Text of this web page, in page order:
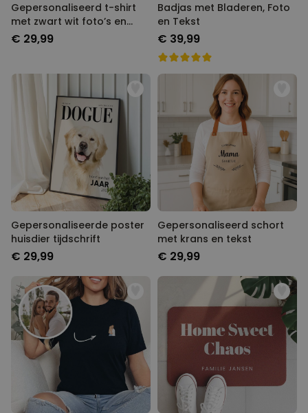
Gepersonaliseerd t-shirt
met zwart wit foto’s en
tekst
€ 29,99
Badjas met Bladeren, Foto
en Tekst
€ 39,99
Gepersonaliseerde poster
huisdier tijdschrift
€ 29,99
Gepersonaliseerd schort
met krans en tekst
€ 29,99